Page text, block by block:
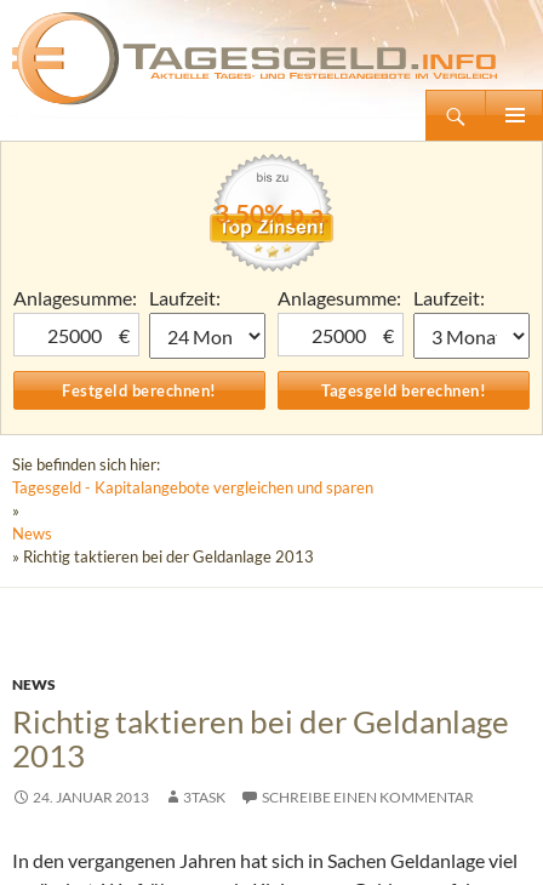
Tagesgeld.info – Tagesgeldkonten vergleichen und Tagesgeld-Zinsen berechnen
Zum
3,50% p.a.
Anlagesumme:
€
Laufzeit:
Anlagesumme:
€
Laufzeit:
Sie befinden sich hier:
Tagesgeld - Kapitalangebote vergleichen und sparen
»
News
» Richtig taktieren bei der Geldanlage 2013
NEWS
Richtig taktieren bei der Geldanlage
2013
24. JANUAR 2013 3TASK SCHREIBE EINEN KOMMENTAR
In den vergangenen Jahren hat sich in Sachen Geldanlage viel